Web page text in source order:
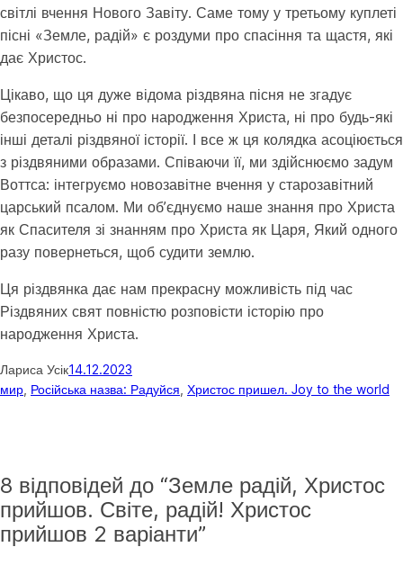
світлі вчення Нового Завіту. Саме тому у третьому куплеті
пісні «Земле, радій» є роздуми про спасіння та щастя, які
дає Христос.
Цікаво, що ця дуже відома різдвяна пісня не згадує
безпосередньо ні про народження Христа, ні про будь-які
інші деталі різдвяної історії. І все ж ця колядка асоціюється
з різдвяними образами. Співаючи її, ми здійснюємо задум
Воттса: інтегруємо новозавітне вчення у старозавітний
царський псалом. Ми об’єднуємо наше знання про Христа
як Спасителя зі знанням про Христа як Царя, Який одного
разу повернеться, щоб судити землю.
Ця різдвянка дає нам прекрасну можливість під час
Різдвяних свят повністю розповісти історію про
народження Христа.
Лариса Усік14.12.2023
мир Російська назва: Радуйся Христос пришел. Joy to the world
8 відповідей до “Земле радій, Христос
прийшов. Світе, радій! Христос
прийшов 2 варіанти”